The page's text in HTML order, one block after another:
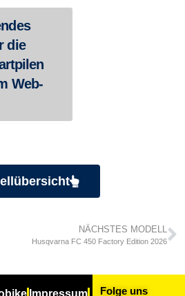
die
Web-
NÄCHSTES MODELL
Husqvarna FC 450 Factory Edition 2026
Folge uns